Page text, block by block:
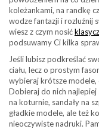
koleżankami, na randkę
wodze fantazji i rozluźnij
wiesz z czym nosić
podsuwamy Ci kilka
Jeśli lubisz podkreślać
ciału, lecz o prostym
wybieraj krótsze modele,
Dobieraj do nich
na koturnie, sandały na
gładkie modele, ale też
nieoczywiste nadruki.